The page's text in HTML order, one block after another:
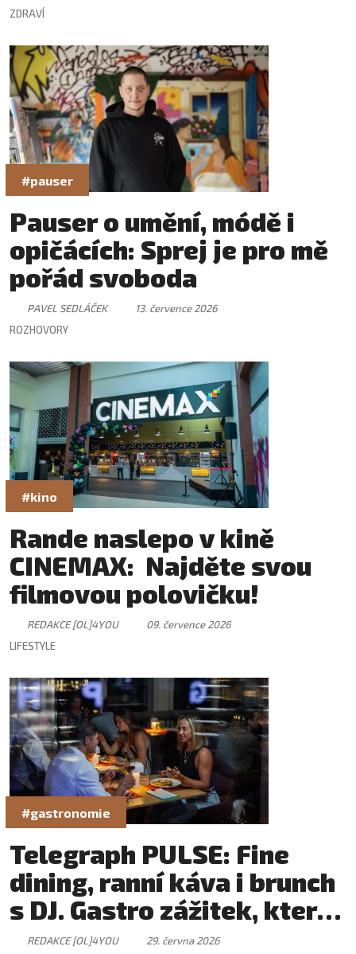
ZDRAVÍ
#pauser
Pauser o umění, módě i
opičácích: Sprej je pro mě
pořád svoboda
PAVEL SEDLÁČEK
13. července 2026
ROZHOVORY
#kino
Rande naslepo v kině
CINEMAX: Najděte svou
filmovou polovičku!
REDAKCE [OL]4YOU
09. července 2026
LIFESTYLE
#gastronomie
Telegraph PULSE: Fine
dining, ranní káva i brunch
s DJ. Gastro zážitek, který
má svůj rytmus
REDAKCE [OL]4YOU
29. června 2026